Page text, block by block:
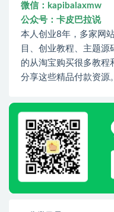
微信：kapibalaxmw
公众号：卡皮巴拉说
本人创业8年，多家网
目、创业教程、主题
的从淘宝购买很多教程
分享这些精品付款资源。